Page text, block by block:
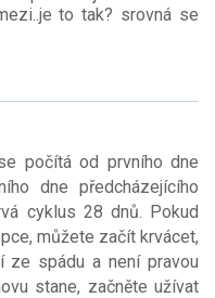
to tak? srovná se
počítá od prvního dne
dne předcházejícího
cyklus 28 dnů. Pokud
můžete začít krvácet,
ze spádu a není pravou
stane, začněte užívat